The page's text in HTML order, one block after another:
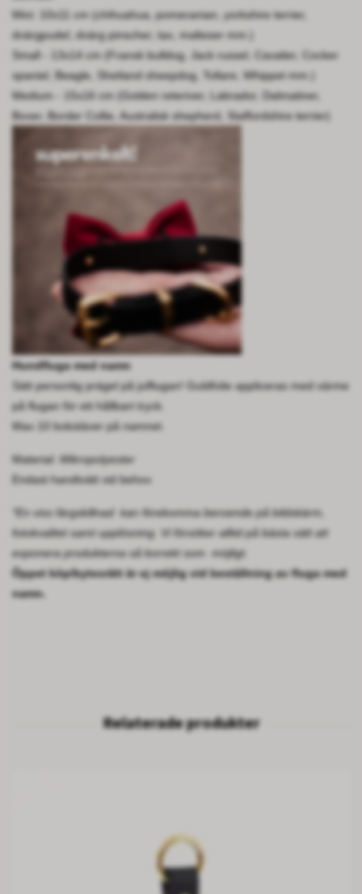
Mini: 10x11 cm (chihuahua, pomeranian, yorkshire terrier,
dvärgpudel, dvärg pinscher, tax, malteser mm.)
Small - 13x14 cm (Fransk bulldog, Jack russel, Cavalier, Cocker
spaniel, Beagle, Shetland sheepdog, Tollare, Whippet mm.)
Medium - 15x16 cm (Golden reteriver, Labrador, Dalmatiner,
Boxer, Border Collie, Australisk shepherd, Staffordshire terrier)
Hundfluga med namn
Sätt personlig prägel på julflugan! Guldfolie appliceras med värme
på flugan för ett hållbart tryck.
Max 10 bokstäver på namnet.
Material: Mikropolyester
Endast handtvätt vid behov.
*En viss färgskillnad kan förekomma beroende på bildskärm,
fotokvalitet samt upplösning. Vi försöker alltid på bästa sätt att
exponera produkterna så korrekt som möjligt.
Öppet köp/bytesrätt är ej möjlig vid beställning av fluga med
namn.